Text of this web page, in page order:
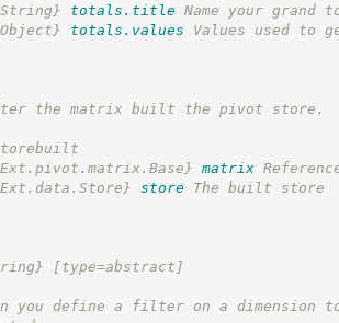
totals.title Name your grand
totals.values
Values used to
the matrix built the pivot store.
matrix
store
The built store
[type=abstract]
define a filter on a dimension